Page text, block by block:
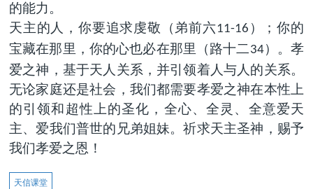
的能力。
天主的人，你要追求虔敬（弟前六11-16 ）；你的
宝藏在那里，你的心也必在那里（路十二34）。孝
爱之神，基于天人关系，并引领着人与人的关系。
无论家庭还是社会，我们都需要孝爱之神在本性上
的引领和超性上的圣化，全心、全灵、全意爱天
主、爱我们普世的兄弟姐妹。祈求天主圣神，赐予
我们孝爱之恩！
天信课堂